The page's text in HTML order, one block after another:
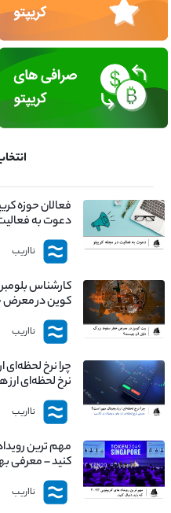
فعالان حوزه
دعوت به
نااریب
کارشناس
کوین در معرض
چیست؟
نااریب
چرا نرخ
نرخ لحظه‌ای ارز
نااریب
کنید – معرفی
نااریب